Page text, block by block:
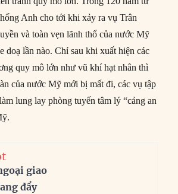
Anh cho tới khi xảy ra vụ Trân
và toàn vẹn lãnh thổ của nước Mỹ
doạ lần nào. Chỉ sau khi xuất hiện các
quy mô lớn như vũ khí hạt nhân thì
của nước Mỹ mới bị mất đi, các vụ tập
lung lay phòng tuyến tâm lý “cảng an
giao
đẩy